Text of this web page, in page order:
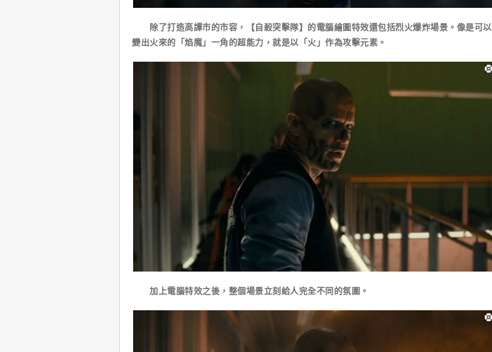
除了打造高譚市的市容，【自殺突擊隊】的電腦繪圖特效還包括烈火爆炸場景。像是可以
變出火來的「焰魔」一角的超能力，就是以「火」作為攻擊元素。
加上電腦特效之後，整個場景立刻給人完全不同的氛圍。